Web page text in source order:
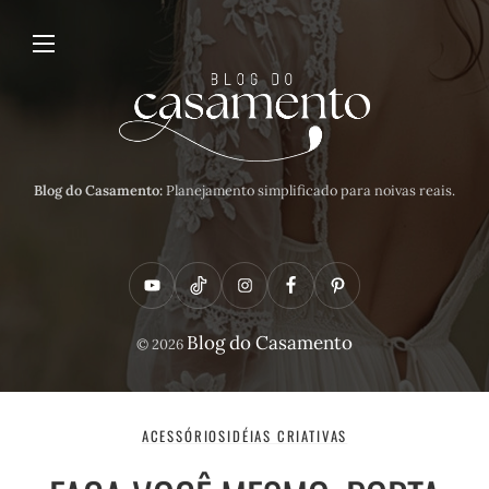
Blog do Casamento:Planejamento simplificado para noivas reais.
Y
o
t
u
T
i
t
o
I
n
t
a
F
a
e
b
P
i
t
e
© 2026 Blog do Casamento
ACESSÓRIOSIDÉIAS CRIATIVAS